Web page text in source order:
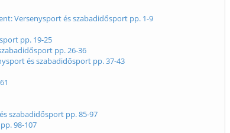
Versenysport és szabadidősport pp. 1-9
pp. 19-25
pp. 26-36
és szabadidősport pp. 37-43
szabadidősport pp. 85-97
98-107